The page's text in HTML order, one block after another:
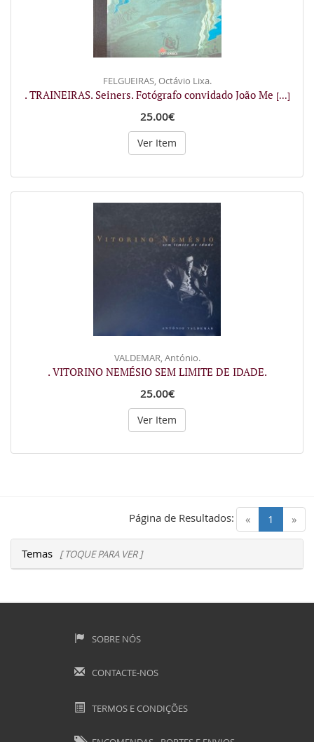
FELGUEIRAS, Octávio Lixa.
. TRAINEIRAS. Seiners. Fotógrafo convidado João Me [...]
25.00€
Ver Item
VALDEMAR, António.
. VITORINO NEMÉSIO SEM LIMITE DE IDADE.
25.00€
Ver Item
« 1 (current)
»
Página de Resultados:
Temas [ TOQUE PARA VER ]
SOBRE NÓS
CONTACTE-NOS
TERMOS E CONDIÇÕES